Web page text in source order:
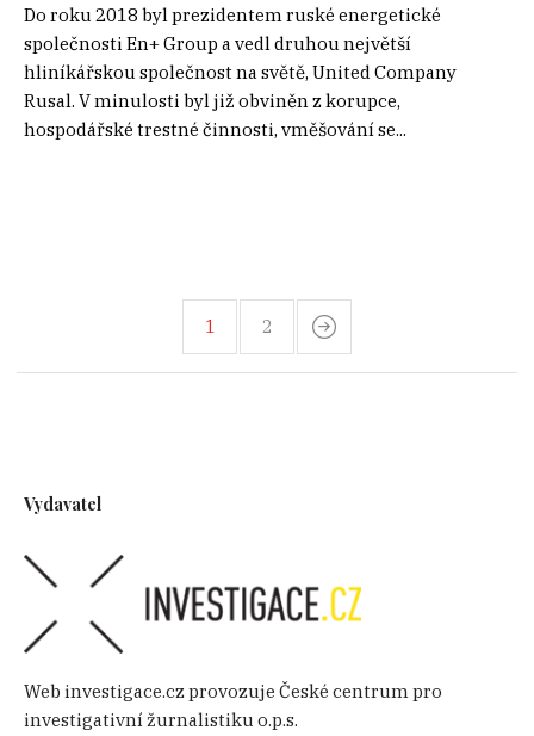
Do roku 2018 byl prezidentem ruské energetické
společnosti En+ Group a vedl druhou největší
hliníkářskou společnost na světě, United Company
Rusal. V minulosti byl již obviněn z korupce,
hospodářské trestné činnosti, vměšování se...
1 2
Vydavatel
Web investigace.cz provozuje České centrum pro
investigativní žurnalistiku o.p.s.